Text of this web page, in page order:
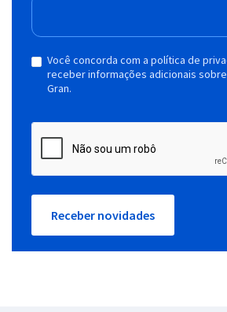
Você concorda com a política de
receber informações adicionais
Gran.
Receber novidades